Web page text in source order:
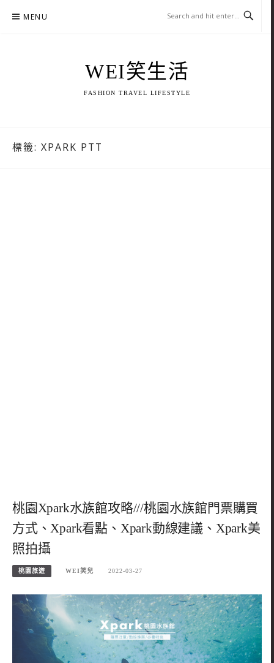
MENU
WEI笑生活
FASHION TRAVEL LIFESTYLE
標籤: XPARK PTT
桃園Xpark水族館攻略///桃園水族館門票購買
方式、Xpark看點、Xpark動線建議、Xpark美
照拍攝
桃園旅遊 WEI笑兒 2022-03-27